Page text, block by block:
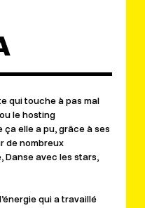
qui touche à pas mal
le hosting
ça elle a pu, grâce à ses
de nombreux
Danse avec les stars,
qui a travaillé